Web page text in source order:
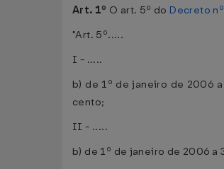
Art. 1º O art. 5º do Decreto
"Art. 5º.....
I - .....
b) de 1º de janeiro de 2006
cento;
II - .....
b) de 1º de janeiro de 2006